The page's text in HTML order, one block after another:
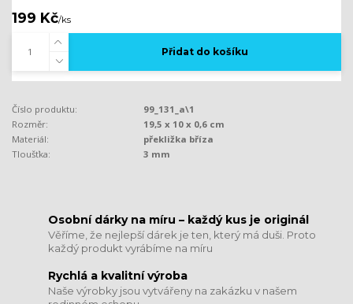
199 Kč/ks
Přidat do košíku
Číslo produktu:
99_131_a\1
Rozměr:
19,5 x 10 x 0,6 cm
Materiál:
překližka bříza
Tloušťka:
3 mm
​​​​​​​Osobní dárky na míru – každý kus je originál
Věříme, že nejlepší dárek je ten, který má duši. Proto
každý produkt vyrábíme na míru
Rychlá a kvalitní výroba
Naše výrobky jsou vytvářeny na zakázku v našem